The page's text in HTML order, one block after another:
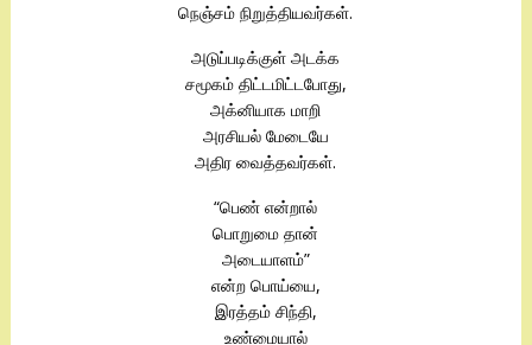
நெஞ்சம் நிறுத்தியவர்கள்.
அடுப்படிக்குள் அடக்க
சமூகம் திட்டமிட்டபோது,
அக்னியாக மாறி
அரசியல் மேடையே
அதிர வைத்தவர்கள்.
“பெண் என்றால்
பொறுமை தான்
அடையாளம்”
என்ற பொய்யை,
இரத்தம் சிந்தி,
உண்மையால்